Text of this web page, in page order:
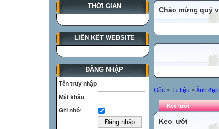
THỜI GIAN
LIÊN KẾT WEBSITE
ĐĂNG NHẬP
Tên truy nhập
Mật khẩu
Ghi nhớ
Chào mừng quý
Gốc > Tư liệu > Ảnh
Keo lưới
Keo lưới